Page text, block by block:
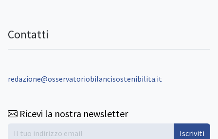
Contatti
redazione@osservatoriobilancisostenibilita.it
Ricevi la nostra newsletter
Iscriviti